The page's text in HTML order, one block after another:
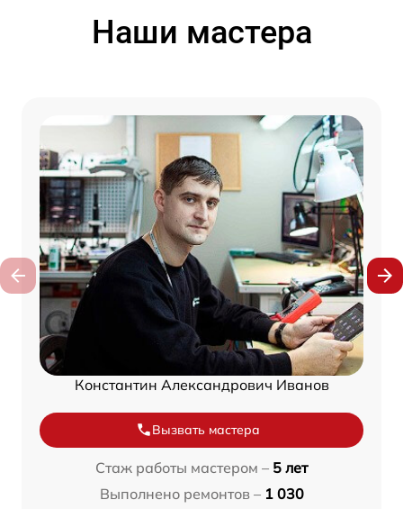
Наши мастера
Константин Александрович Иванов
Вызвать мастера
Стаж работы мастером – 5 лет
Выполнено ремонтов – 1 030